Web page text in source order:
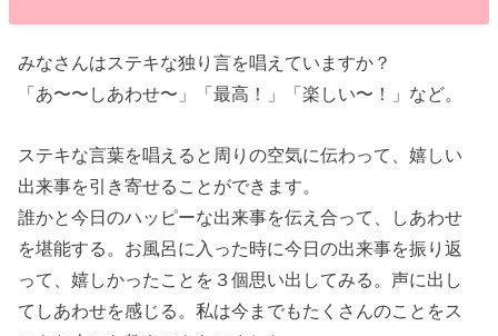
みなさんはステキな独り言を唱えていますか？
「あ〜〜しあわせ〜」「最高！」「楽しい〜！」など。
ステキな言葉を唱えると周りの空気に伝わって、嬉しい
出来事を引き寄せることができます。
誰かと今日のハッピーな出来事を伝え合って、しあわせ
を堪能する。お風呂に入った時に今日の出来事を振り返
って、嬉しかったことを３個思い出してみる。声に出し
てしあわせを感じる。私は今までもたくさんのことをス